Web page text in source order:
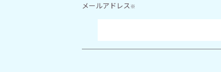
メールアドレス※